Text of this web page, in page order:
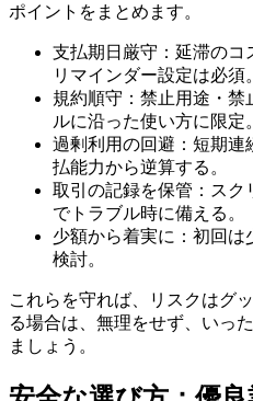
ポイントをまとめます。
支払期日厳守：延滞のコ
リマインダー設定は必須。
規約順守：禁止用途・禁
ルに沿った使い方に限定。
過剰利用の回避：短期連
払能力から逆算する。
取引の記録を保管：スク
でトラブル時に備える。
少額から着実に：初回は
検討。
これらを守れば、リスクはグ
る場合は、無理をせず、いっ
ましょう。